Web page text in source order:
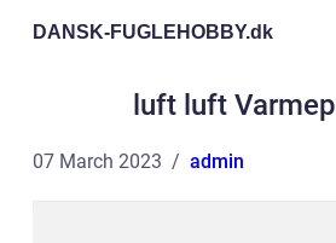
DANSK-FUGLEHOBBY.dk
luft luft
07 March 2023 admin